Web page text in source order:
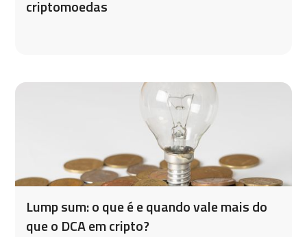
criptomoedas
Lump sum: o que é e quando vale mais do
que o DCA em cripto?